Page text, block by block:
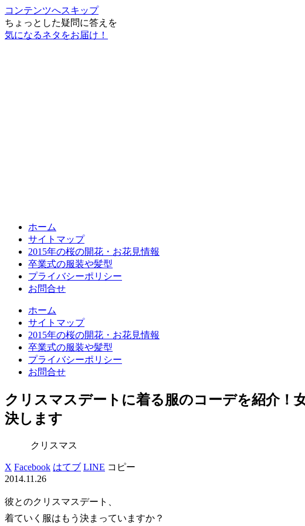
コンテンツへスキップ
ちょっとした疑問に答えを
気になるネタをお届け！
ホーム
サイトマップ
2015年の桜の開花・お花見情報
卒業式の服装や髪型
プライバシーポリシー
お問合せ
ホーム
サイトマップ
2015年の桜の開花・お花見情報
卒業式の服装や髪型
プライバシーポリシー
お問合せ
クリスマスデートに着る服のコーデを紹介！
決します
クリスマス
X Facebook はてブ LINE コピー
2014.11.26
彼とのクリスマスデート、
着ていく服はもう決まっていますか？